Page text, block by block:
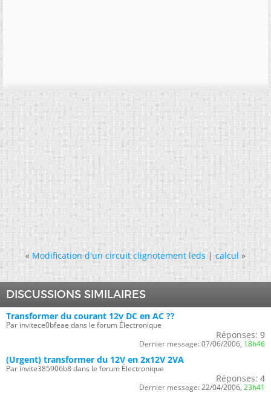
« Modification d'un circuit clignotement leds|calcul »
DISCUSSIONS SIMILAIRES
Transformer du courant 12v DC en AC ??
Par invitece0bfeae dans le forum Électronique
Réponses: 9
Dernier message: 07/06/2006, 18h46
(Urgent) transformer du 12V en 2x12V 2VA
Par invite385906b8 dans le forum Électronique
Réponses: 4
Dernier message: 22/04/2006, 23h41